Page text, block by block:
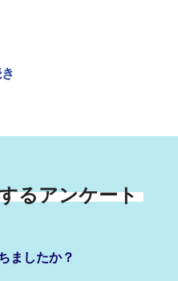
るアンケート
ましたか？